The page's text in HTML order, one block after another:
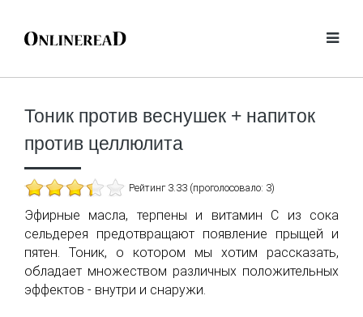
Тоник против веснушек + напиток
против целлюлита
Рейтинг 3.33 (проголосовало: 3)
Эфирные масла, терпены и витамин С из сока
сельдерея предотвращают появление прыщей и
пятен. Тоник, о котором мы хотим рассказать,
обладает множеством различных положительных
эффектов - внутри и снаружи.